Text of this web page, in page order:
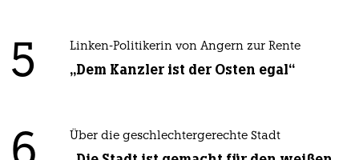
5 Linken-Politikerin von Angern zur Rente
„Dem Kanzler ist der Osten egal“
Über die geschlechtergerechte Stadt